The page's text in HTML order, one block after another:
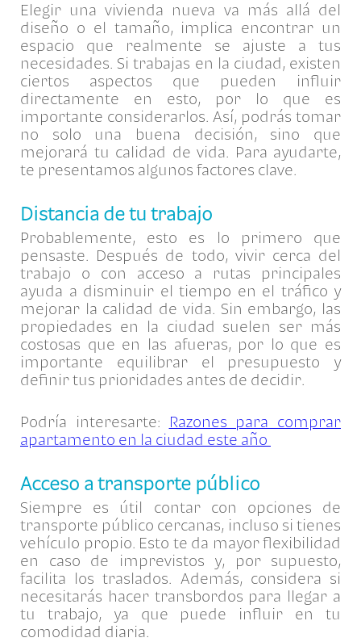
Elegir una vivienda nueva va más allá del
diseño o el tamaño, implica encontrar un
espacio que realmente se ajuste a tus
necesidades. Si trabajas en la ciudad, existen
ciertos aspectos que pueden influir
directamente en esto, por lo que es
importante considerarlos. Así, podrás tomar
no solo una buena decisión, sino que
mejorará tu calidad de vida. Para ayudarte,
te presentamos algunos factores clave.
Distancia de tu trabajo
Probablemente, esto es lo primero que
pensaste. Después de todo, vivir cerca del
trabajo o con acceso a rutas principales
ayuda a disminuir el tiempo en el tráfico y
mejorar la calidad de vida. Sin embargo, las
propiedades en la ciudad suelen ser más
costosas que en las afueras, por lo que es
importante equilibrar el presupuesto y
definir tus prioridades antes de decidir.
Podría interesarte:
Razones para comprar
apartamento en la ciudad este año
Acceso a transporte público
Siempre es útil contar con opciones de
transporte público cercanas, incluso si tienes
vehículo propio. Esto te da mayor flexibilidad
en caso de imprevistos y, por supuesto,
facilita los traslados. Además, considera si
necesitarás hacer transbordos para llegar a
tu trabajo, ya que puede influir en tu
comodidad diaria.